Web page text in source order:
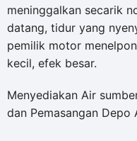
meninggalkan secarik
datang, tidur yang
pemilik motor
kecil, efek besar.
Menyediakan Air
dan Pemasangan